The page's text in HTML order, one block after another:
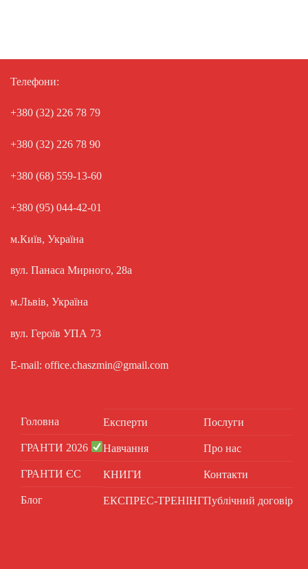
Телефони:
+380 (32) 226 78 79
+380 (32) 226 78 90
+380 (68) 559-13-60
+380 (95) 044-42-01
м.Київ, Україна
вул. Панаса Мирного, 28а
м.Львів, Україна
вул. Героїв УПА 73
E-mail: office.chaszmin@gmail.com
Головна
ГРАНТИ 2026
ГРАНТИ ЄС
Блог
Експерти
Навчання
КНИГИ
ЕКСПРЕС-ТРЕНІНГ
Послуги
Про нас
Контакти
Публічний договір